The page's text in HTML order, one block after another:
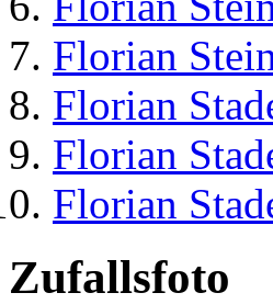
Florian
Florian
Florian
Florian
Zufallsfoto